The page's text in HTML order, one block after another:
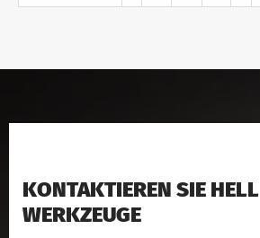
KONTAKTIEREN SIE HELL
WERKZEUGE